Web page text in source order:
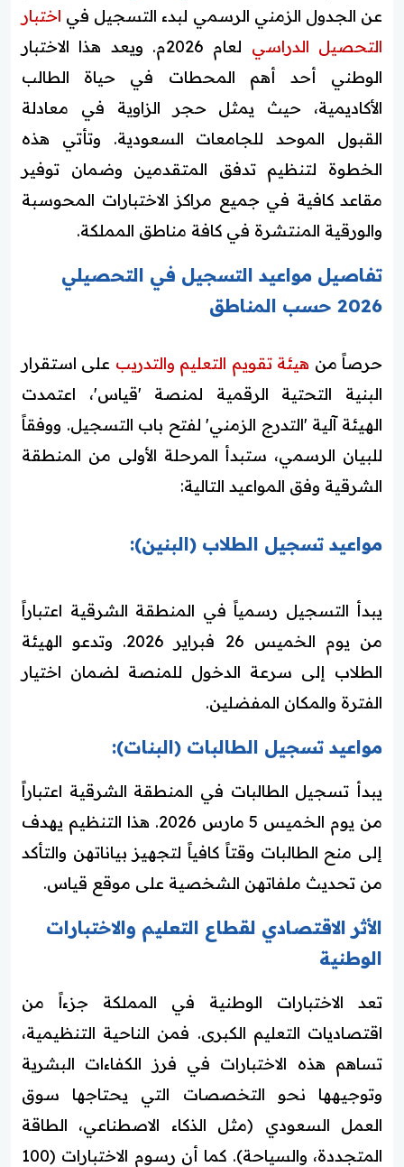
عن الجدول الزمني الرسمي لبدء التسجيل في اختبار
التحصيل الدراسي
لعام 2026م. ويعد هذا الاختبار
الوطني أحد أهم المحطات في حياة الطالب
الأكاديمية، حيث يمثل حجر الزاوية في معادلة
القبول الموحد للجامعات السعودية. وتأتي هذه
الخطوة لتنظيم تدفق المتقدمين وضمان توفير
مقاعد كافية في جميع مراكز الاختبارات المحوسبة
والورقية المنتشرة في كافة مناطق المملكة.
تفاصيل مواعيد التسجيل في التحصيلي
2026 حسب المناطق
حرصاً من هيئة تقويم التعليم والتدريب على استقرار
البنية التحتية الرقمية لمنصة 'قياس'، اعتمدت
الهيئة آلية 'التدرج الزمني' لفتح باب التسجيل. ووفقاً
للبيان الرسمي، ستبدأ المرحلة الأولى من المنطقة
الشرقية وفق المواعيد التالية:
مواعيد تسجيل الطلاب (البنين):
يبدأ التسجيل رسمياً في المنطقة الشرقية اعتباراً
من يوم الخميس 26 فبراير 2026. وتدعو الهيئة
الطلاب إلى سرعة الدخول للمنصة لضمان اختيار
الفترة والمكان المفضلين.
مواعيد تسجيل الطالبات (البنات):
يبدأ تسجيل الطالبات في المنطقة الشرقية اعتباراً
من يوم الخميس 5 مارس 2026. هذا التنظيم يهدف
إلى منح الطالبات وقتاً كافياً لتجهيز بياناتهن والتأكد
من تحديث ملفاتهن الشخصية على موقع قياس.
الأثر الاقتصادي لقطاع التعليم والاختبارات
الوطنية
تعد الاختبارات الوطنية في المملكة جزءاً من
اقتصاديات التعليم الكبرى. فمن الناحية التنظيمية،
تساهم هذه الاختبارات في فرز الكفاءات البشرية
وتوجيهها نحو التخصصات التي يحتاجها سوق
العمل السعودي (مثل الذكاء الاصطناعي، الطاقة
المتجددة، والسياحة). كما أن رسوم الاختبارات (100